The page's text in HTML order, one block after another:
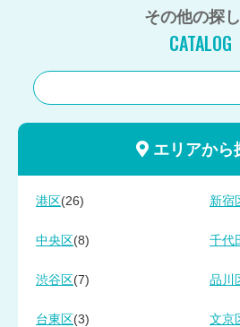
その他の探
CATALOG
エリアから
港区 (26) 新宿
中央区 (8) 千代
渋谷区 (7) 品川
台東区 (3) 文京